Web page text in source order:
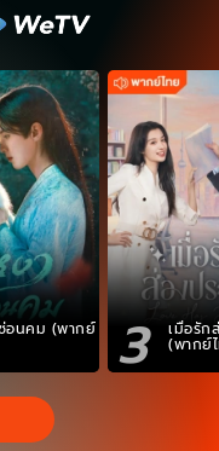
อนคม (พากย์ 3 เมื่อรัก
(พากย์